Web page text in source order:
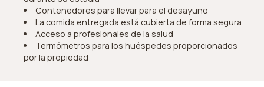
Contenedores para llevar para el desayuno
La comida entregada está cubierta de forma segura
Acceso a profesionales de la salud
Termómetros para los huéspedes proporcionados
por la propiedad